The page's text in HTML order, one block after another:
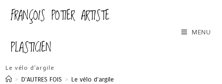
FRANÇOIS POTIER ARTISTE
PLASTICIEN
MENU
Le vélo d’argile
> D'AUTRES FOIS > Le vélo d’argile